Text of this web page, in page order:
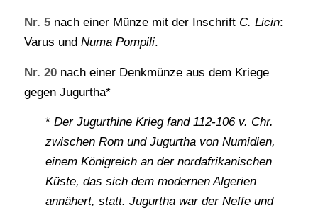
Nr. 5nach einer Münze mit der Inschrift C. Licin:
Varus und Numa Pompili.
Nr. 20nach einer Denkmünze aus dem Kriege
gegen Jugurtha*
* Der Jugurthine Krieg fand 112-106 v. Chr.
zwischen Rom und Jugurtha von Numidien,
einem Königreich an der nordafrikanischen
Küste, das sich dem modernen Algerien
annähert, statt. Jugurtha war der Neffe und